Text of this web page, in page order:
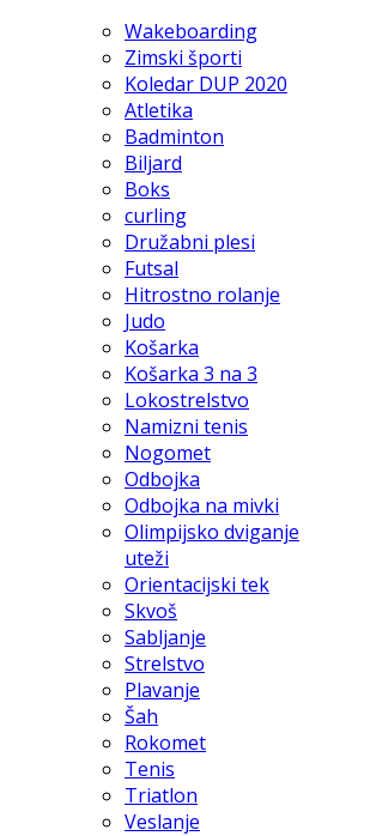
Wakeboarding
Zimski športi
Koledar DUP 2020
Atletika
Badminton
Biljard
Boks
curling
Družabni plesi
Futsal
Hitrostno rolanje
Judo
Košarka
Košarka 3 na 3
Lokostrelstvo
Namizni tenis
Nogomet
Odbojka
Odbojka na mivki
Olimpijsko dviganje
uteži
Orientacijski tek
Skvoš
Sabljanje
Strelstvo
Plavanje
Šah
Rokomet
Tenis
Triatlon
Veslanje